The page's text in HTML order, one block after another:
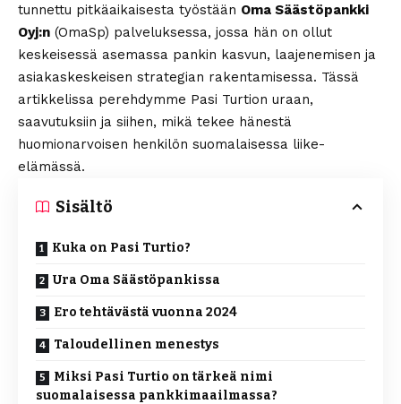
tunnettu pitkäaikaisesta työstään Oma Säästöpankki
Oyj:n (OmaSp) palveluksessa, jossa hän on ollut
keskeisessä asemassa pankin kasvun, laajenemisen ja
asiakaskeskeisen strategian rakentamisessa. Tässä
artikkelissa perehdymme Pasi Turtion uraan,
saavutuksiin ja siihen, mikä tekee hänestä
huomionarvoisen henkilön suomalaisessa liike-
elämässä.
Sisältö
Kuka on Pasi Turtio?
Ura Oma Säästöpankissa
Ero tehtävästä vuonna 2024
Taloudellinen menestys
Miksi Pasi Turtio on tärkeä nimi
suomalaisessa pankkimaailmassa?